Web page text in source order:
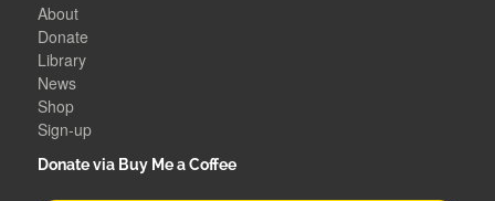
About
Donate
Library
News
Shop
Sign-up
Donate via Buy Me a Coffee